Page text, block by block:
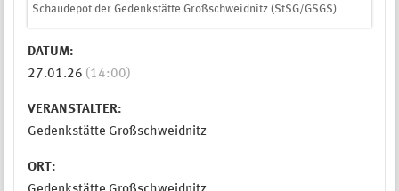
Schaudepot der Gedenkstätte Großschweidnitz (StSG/GSGS)
DATUM:
27.01.26 (14:00)
VERANSTALTER:
Gedenkstätte Großschweidnitz
ORT: